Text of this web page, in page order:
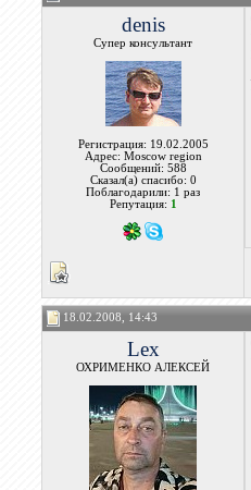
denis
Супер консультант
Регистрация: 19.02.2005
Адрес: Moscow region
Сообщений: 588
Сказал(а) спасибо: 0
Поблагодарили: 1 раз
Репутация: 1
18.02.2008, 14:43
Lex
ОХРИМЕНКО АЛЕКСЕЙ